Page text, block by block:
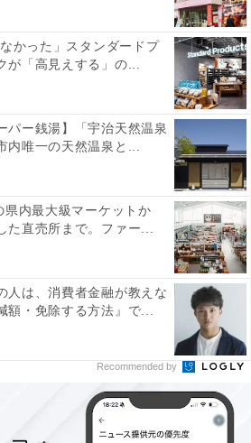
かった」スタンダードプ
が「高見えする」の...
パー銭湯】「宇治天然温泉
内唯一の天然温泉と...
県内最大級マーケットか
た直売所まで。ファー...
人は、消費者金融が教えな
額・免除する方法』で...
Recommended by